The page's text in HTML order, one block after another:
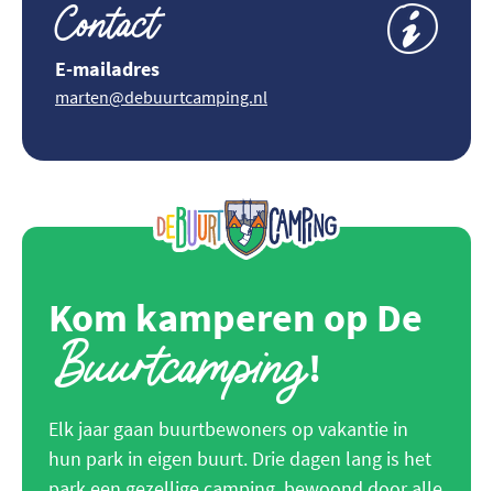
Contact
E-mailadres
marten@debuurtcamping.nl
Kom kamperen op De
Buurtcamping!
Elk jaar gaan buurtbewoners op vakantie in
hun park in eigen buurt. Drie dagen lang is het